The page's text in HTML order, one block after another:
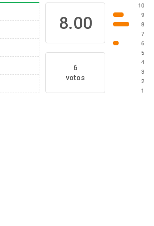
8.00
6
votos
10
9
8
7
6
5
4
3
2
1